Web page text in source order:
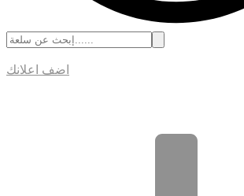
اضف اعلانك